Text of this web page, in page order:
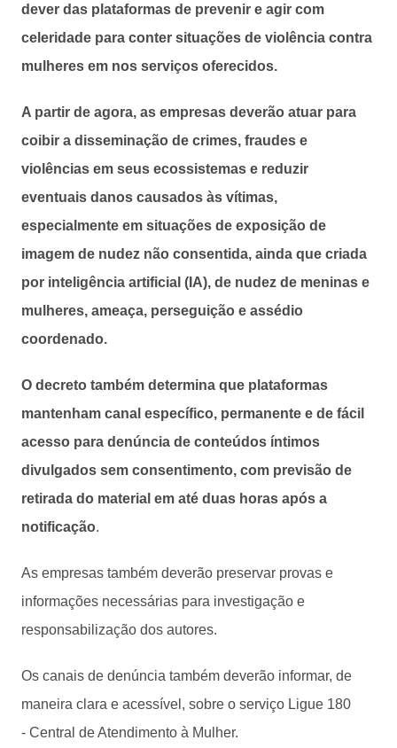
dever das plataformas de prevenir e agir com
celeridade para conter situações de violência contra
mulheres em nos serviços oferecidos.
A partir de agora, as empresas deverão atuar para
coibir a disseminação de crimes, fraudes e
violências em seus ecossistemas e reduzir
eventuais danos causados às vítimas,
especialmente em situações de exposição de
imagem de nudez não consentida, ainda que criada
por inteligência artificial (IA), de nudez de meninas e
mulheres, ameaça, perseguição e assédio
coordenado.
O decreto também determina que plataformas
mantenham canal específico, permanente e de fácil
acesso para denúncia de conteúdos íntimos
divulgados sem consentimento, com previsão de
retirada do material em até duas horas após a
notificação.
As empresas também deverão preservar provas e
informações necessárias para investigação e
responsabilização dos autores.
Os canais de denúncia também deverão informar, de
maneira clara e acessível, sobre o serviço Ligue 180
- Central de Atendimento à Mulher.